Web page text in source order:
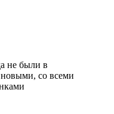
не были в
со всеми